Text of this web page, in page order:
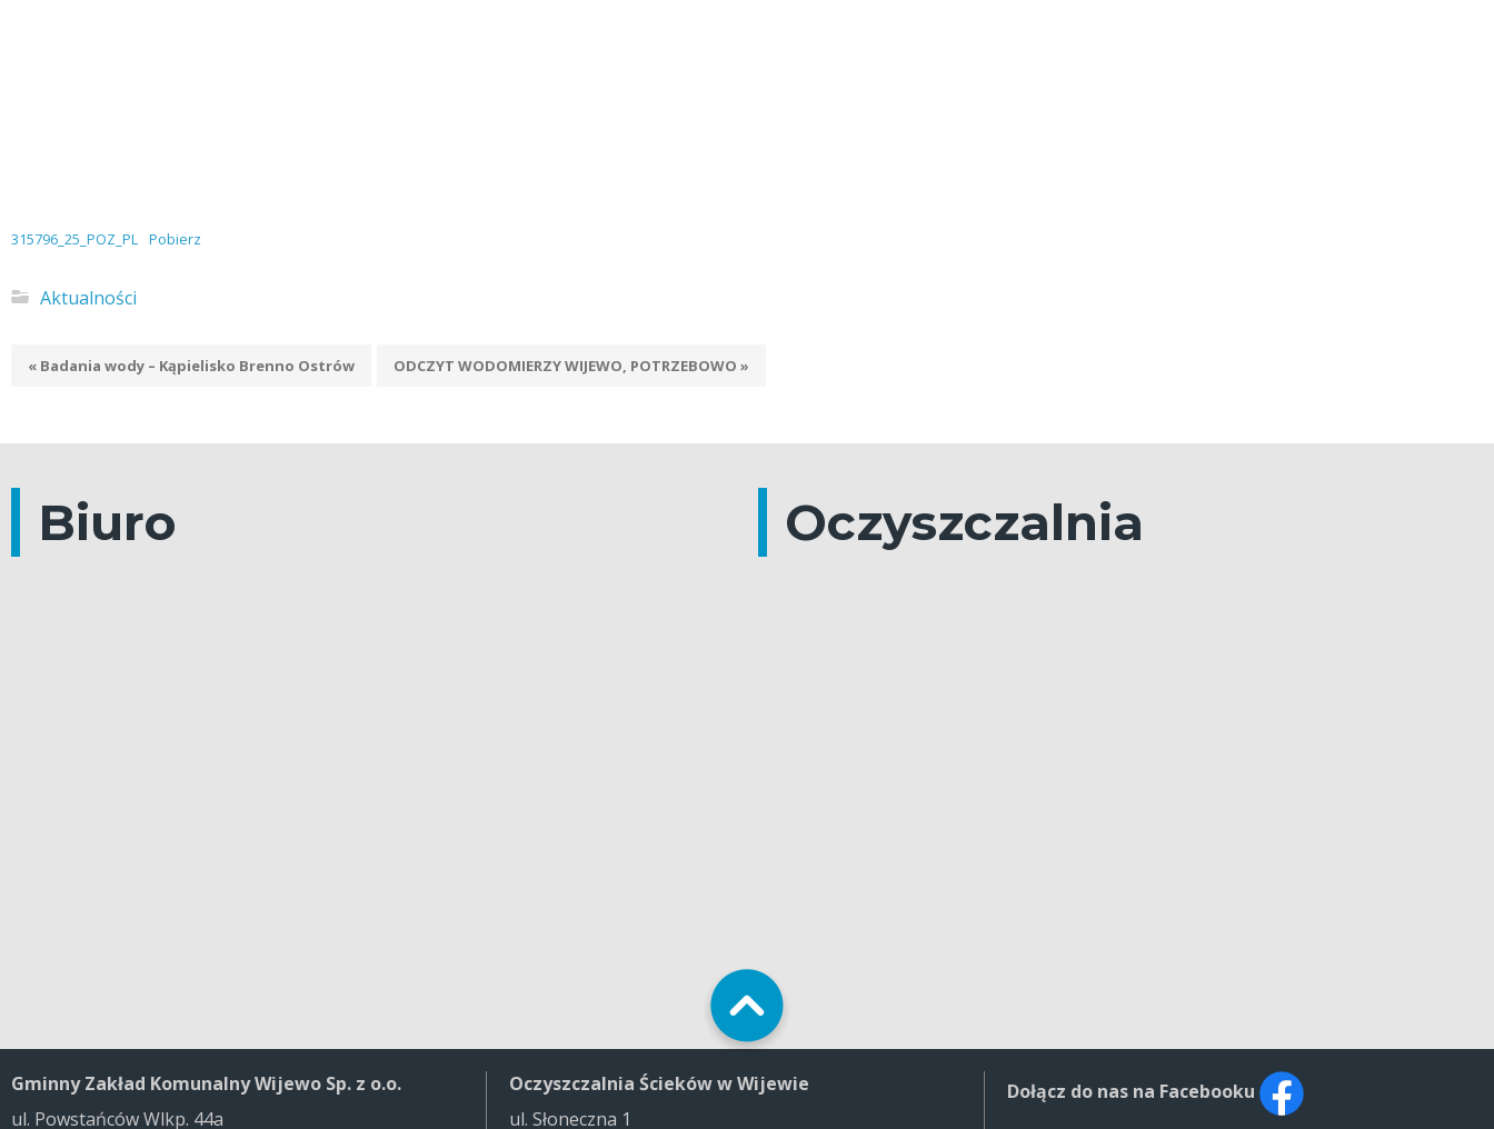
315796_25_POZ_PL Pobierz
Aktualności
« Badania wody – Kąpielisko Brenno Ostrów ODCZYT WODOMIERZY WIJEWO, POTRZEBOWO »
Biuro Oczyszczalnia
Gminny Zakład Komunalny Wijewo Sp. z o.o.
ul. Powstańców Wlkp. 44a
Oczyszczalnia Ścieków w Wijewie
ul. Słoneczna 1
Dołącz do nas na Facebooku